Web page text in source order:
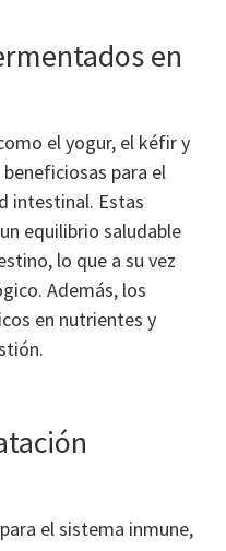
en
el yogur, el kéfir y
para el
intestinal. Estas
equilibrio saludable
lo que a su vez
Además, los
en nutrientes y
el sistema inmune,